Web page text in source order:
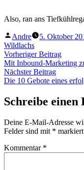
Also, ran ans
Veröffentlicht
von
Andre 5. Oktober
Wildlachs
Vorheriger Beitrag
Mit Inbound-Marketing
Nächster BeitragNächster
Beitrag:
Die 10 Gebote eines
Schreibe
Deine E-Mail-Adresse
Felder sind mit * markiert
Kommentar *